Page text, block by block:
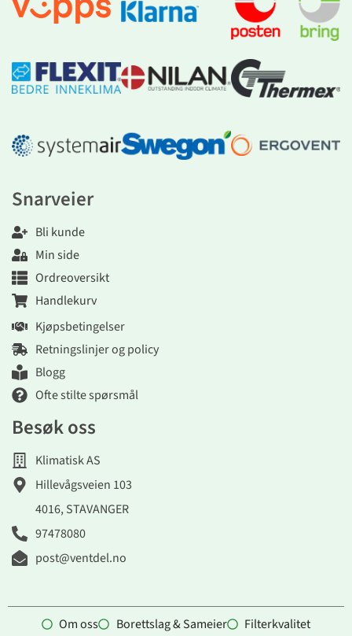
Snarveier
Bli kunde
Min side
Ordreoversikt
Handlekurv
Kjøpsbetingelser
Retningslinjer og policy
Blogg
Ofte stilte spørsmål
Besøk oss
Klimatisk AS
Hillevågsveien 103
4016, STAVANGER
97478080
post@ventdel.no
Om oss Borettslag & Sameier
Filterkvalitet